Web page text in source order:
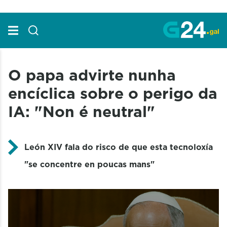
O papa advirte nunha
encíclica sobre o perigo da
IA: "Non é neutral"
León XIV fala do risco de que esta tecnoloxía
"se concentre en poucas mans"